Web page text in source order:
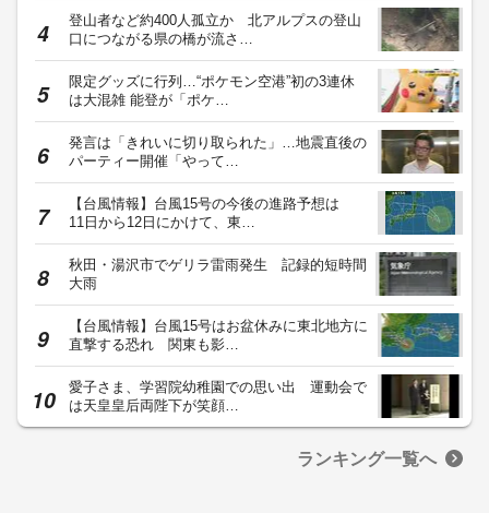
登山者など約400人孤立か 北アルプスの登山
口につながる県の橋が流さ…
限定グッズに行列…“ポケモン空港”初の3連休
は大混雑 能登が「ポケ…
発言は「きれいに切り取られた」…地震直後の
パーティー開催「やって…
【台風情報】台風15号の今後の進路予想は
11日から12日にかけて、東…
秋田・湯沢市でゲリラ雷雨発生 記録的短時間
大雨
【台風情報】台風15号はお盆休みに東北地方に
直撃する恐れ 関東も影…
愛子さま、学習院幼稚園での思い出 運動会で
は天皇皇后両陛下が笑顔…
ランキング一覧へ